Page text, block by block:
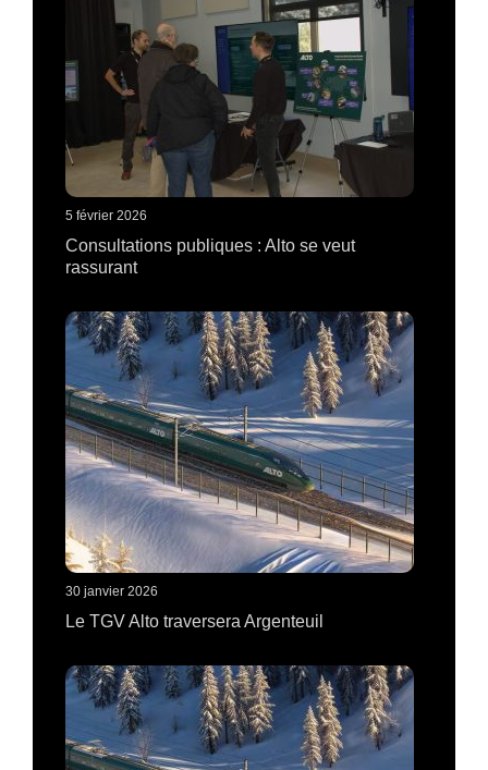
5 février 2026
Consultations publiques : Alto se veut
rassurant
30 janvier 2026
Le TGV Alto traversera Argenteuil